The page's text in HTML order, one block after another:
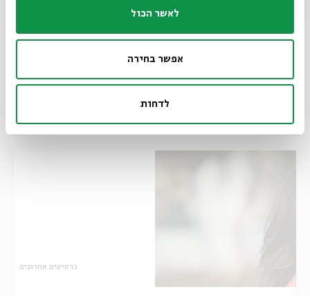
לאשר הכול
אפשר בחירה
לדחות
תגיות: מגדר רות קרא-איוונוב קניאל נשים נשיות קבלה
אירועים נוספים בסדרה
כרטיסים אחרונים